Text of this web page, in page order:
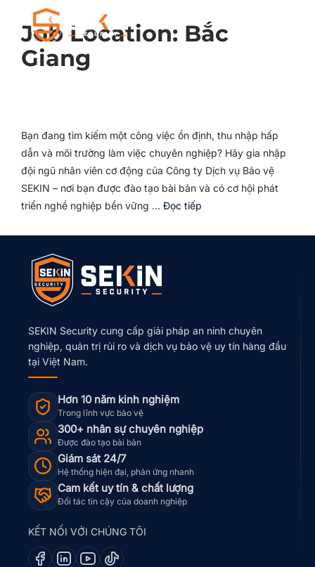
Job Location: Bắc
Giang
Bạn đang tìm kiếm một công việc ổn định, thu nhập hấp
dẫn và môi trường làm việc chuyên nghiệp? Hãy gia nhập
đội ngũ nhân viên cơ động của Công ty Dịch vụ Bảo vệ
SEKIN – nơi bạn được đào tạo bài bản và có cơ hội phát
triển nghề nghiệp bền vững … Đọc tiếp
SEKIN Security cung cấp giải pháp an ninh chuyên
nghiệp, quản trị rủi ro và dịch vụ bảo vệ uy tín hàng đầu
tại Việt Nam.
Hơn 10 năm kinh nghiệm
Trong lĩnh vực bảo vệ
300+ nhân sự chuyên nghiệp
Được đào tạo bài bản
Giám sát 24/7
Hệ thống hiện đại, phản ứng nhanh
Cam kết uy tín & chất lượng
Đối tác tin cậy của doanh nghiệp
KẾT NỐI VỚI CHÚNG TÔI